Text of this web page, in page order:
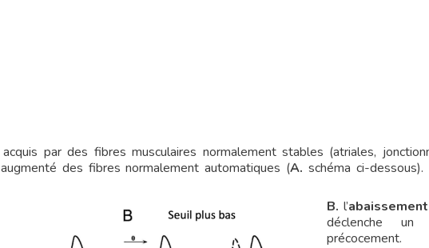
acquis par des fibres musculaires normalement stables (atriales,
augmenté des fibres normalement automatiques (A. schéma ci-
B. l’
déclenche un
précocement.